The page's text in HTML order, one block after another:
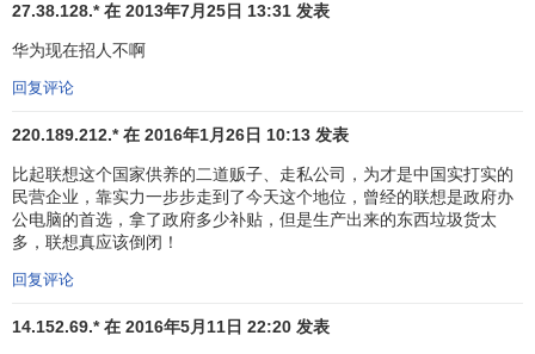
们思考着在进入第二次创业时，如何正确处理企业面对的各
种新问题和矛盾，为企业的
了高度的凝炼和概括，这些最后集中体现在《华为公司基本
法》中。
者关键气质的人。他很清楚，“成为
不可能仅仅靠他一个人来完成，甚至不可能在他担任华为
27.38.128.* 在 2013年7月25日 13:31 发表
华为现在招人不啊
回复评论
220.189.212.* 在 2016年1月26日 10:13 发表
比起联想这个国家供养的二道贩子、走私公司，为才是中国实打实的
民营企业，靠实力一步步走到了今天这个地位，曾经的联想是政府办
公电脑的首选，拿了政府多少补贴，但是生产出来的东西垃圾货太
多，联想真应该倒闭！
回复评论
14.152.69.* 在 2016年5月11日 22:20 发表